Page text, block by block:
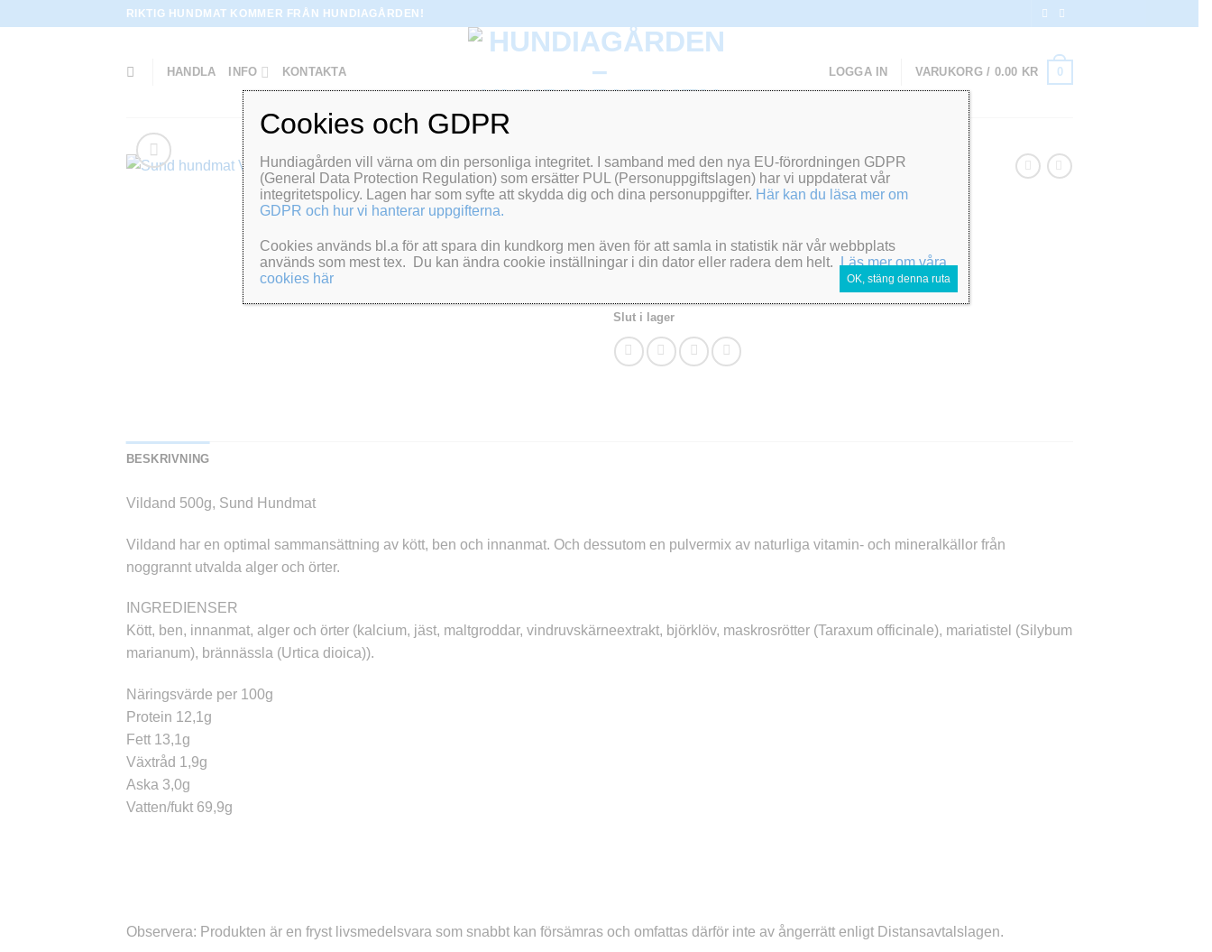
RIKTIG HUNDMAT KOMMER FRÅN HUNDIAGÅRDEN!
HANDLA INFO KONTAKTA LOGGA IN VARUKORG / 0.00 KR 0
HEM / LÖSVIKT/STYCK/KG
Sund hundmat Vildand
Slut i lager
BESKRIVNING
Vildand 500g, Sund Hundmat
Vildand har en optimal sammansättning av kött, ben och innanmat. Och dessutom en pulvermix av naturliga vitamin- och mineralkällor från
noggrannt utvalda alger och örter.
INGREDIENSER
Kött, ben, innanmat, alger och örter (kalcium, jäst, maltgroddar, vindruvskärneextrakt, björklöv, maskrosrötter (Taraxum officinale), mariatistel (Silybum
marianum), brännässla (Urtica dioica)).
Näringsvärde per 100g
Protein 12,1g
Fett 13,1g
Växtråd 1,9g
Aska 3,0g
Vatten/fukt 69,9g
Observera: Produkten är en fryst livsmedelsvara som snabbt kan försämras och omfattas därför inte av ångerrätt enligt Distansavtalslagen.
Cookies och GDPR
Hundiagården vill värna om din personliga integritet. I samband med den nya EU-förordningen GDPR
(General Data Protection Regulation) som ersätter PUL (Personuppgiftslagen) har vi uppdaterat vår
integritetspolicy. Lagen har som syfte att skydda dig och dina personuppgifter. Här kan du läsa mer om
GDPR och hur vi hanterar uppgifterna.
Cookies används bl.a för att spara din kundkorg men även för att samla in statistik när vår webbplats
används som mest tex. Du kan ändra cookie inställningar i din dator eller radera dem helt.Läs mer om våra
cookies här
OK, stäng denna ruta